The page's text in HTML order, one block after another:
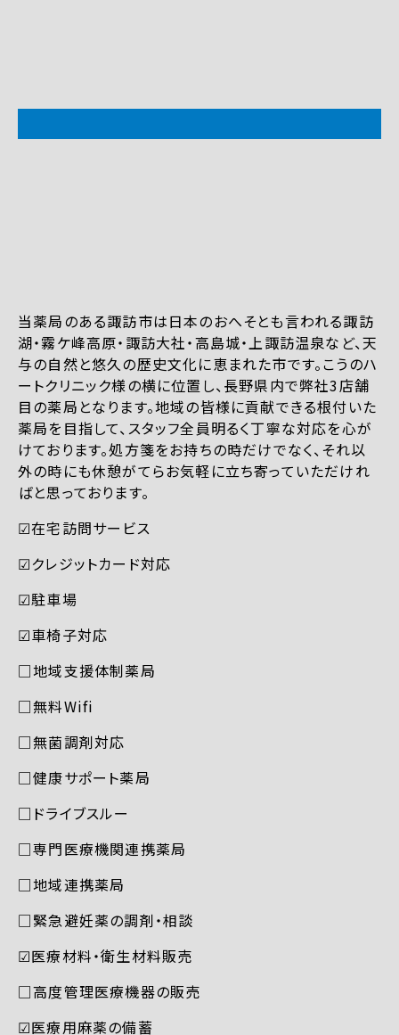
当薬局のある諏訪市は日本のおへそとも言われる諏訪
湖・霧ケ峰高原・諏訪大社・高島城・上諏訪温泉など、天
与の自然と悠久の歴史文化に恵まれた市です。こうのハ
ートクリニック様の横に位置し、長野県内で弊社3店舗
目の薬局となります。地域の皆様に貢献できる根付いた
薬局を目指して、スタッフ全員明るく丁寧な対応を心が
けております。処方箋をお持ちの時だけでなく、それ以
外の時にも休憩がてらお気軽に立ち寄っていただけれ
ばと思っております。
☑︎在宅訪問サービス
☑︎クレジットカード対応
☑︎駐車場
☑︎車椅子対応
□地域支援体制薬局
□無料Wifi
□無菌調剤対応
□健康サポート薬局
□ドライブスルー
□専門医療機関連携薬局
□地域連携薬局
□緊急避妊薬の調剤・相談
☑︎医療材料・衛生材料販売
□高度管理医療機器の販売
☑︎医療用麻薬の備蓄